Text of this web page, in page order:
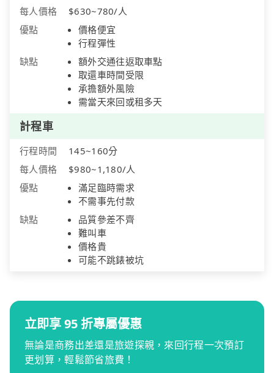
每人價格
$630~780/人
優點
價格便宜
行程彈性
缺點
額外交通往返取車點
取還車時間受限
承擔額外風險
需當天來回或租多天
計程車
行程時間
145~160分
每人價格
$980~1,180/人
優點
滿足臨時需求
不需事先付款
缺點
品質參差不齊
難叫車
價格貴
可能不跳錶被坑
立即享 95 折專屬優惠
無論是商務出差還是旅遊探親，來回行程一次預訂
更划算，輕鬆節省旅費！